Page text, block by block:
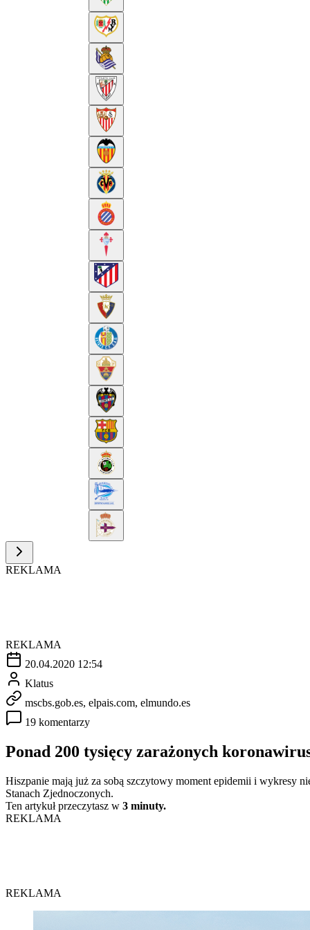
REKLAMA
REKLAMA
20.04.2020 12:54
Klatus
mscbs.gob.es, elpais.com, elmundo.es
19 komentarzy
Ponad 200 tysięcy zarażonych
Hiszpanie mają już za sobą szczytowy moment epidemii i wykresy
Stanach Zjednoczonych.
Ten artykuł przeczytasz w 3 minuty.
REKLAMA
REKLAMA